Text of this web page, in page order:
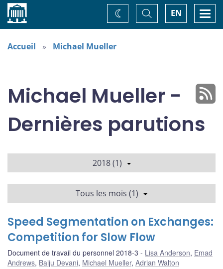
Accueil EN
Basculer
la
recherche
Changez
de
Accueil Michael Mueller
Michael Mueller -
Dernières parutions
2018 (1)
Tous les mois (1)
Speed Segmentation on Exchanges:
Competition for Slow Flow
Document de travail du personnel 2018-3 Lisa Anderson, Emad
Andrews, Baiju Devani, Michael Mueller, Adrian Walton